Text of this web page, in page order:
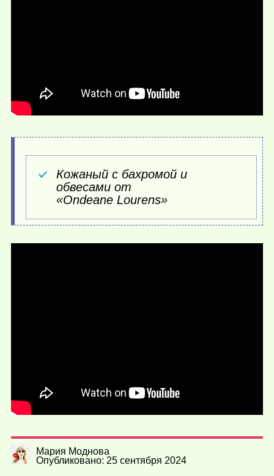
Кожаный с бахромой и
обвесами от
«Ondeane Lourens»
Мария Моднова
Опубликовано: 25 сентября 2024